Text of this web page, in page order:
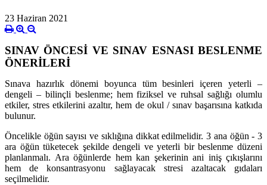
23 Haziran 2021
SINAV ÖNCESİ VE SINAV ESNASI BESLENME
ÖNERİLERİ
Sınava hazırlık dönemi boyunca tüm besinleri içeren yeterli –
dengeli – bilinçli beslenme; hem fiziksel ve ruhsal sağlığı olumlu
etkiler, stres etkilerini azaltır, hem de okul / sınav başarısına katkıda
bulunur.
Öncelikle öğün sayısı ve sıklığına dikkat edilmelidir. 3 ana öğün - 3
ara öğün tüketecek şekilde dengeli ve yeterli bir beslenme düzeni
planlanmalı. Ara öğünlerde hem kan şekerinin ani iniş çıkışlarını
hem de konsantrasyonu sağlayacak stresi azaltacak gıdaları
seçilmelidir.